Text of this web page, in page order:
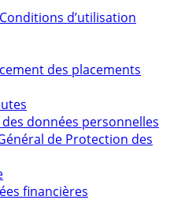
d’utilisation
des placements
données personnelles
de Protection des